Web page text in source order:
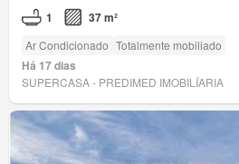
1 37 m²
Ar Condicionado Totalmente mobiliado
Há 17 dias
SUPERCASA - PREDIMED IMOBILÍARIA